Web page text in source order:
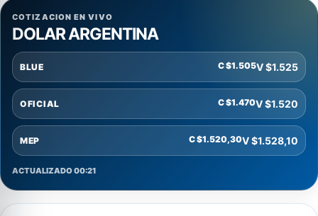
COTIZACION EN VIVO
DOLAR ARGENTINA
BLUE C $1.505V $1.525
OFICIAL C $1.470V $1.520
MEP C $1.520,30V $1.528,10
ACTUALIZADO 00:21